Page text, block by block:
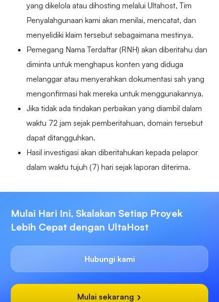
yang dikelola atau dihosting melalui Ultahost, Tim
Penyalahgunaan kami akan menilai, mencatat, dan
menyelidiki klaim tersebut sebagaimana mestinya.
Pemegang Nama Terdaftar (RNH) akan diberitahu dan
diminta untuk menghapus konten yang diduga
melanggar atau menyerahkan dokumentasi sah yang
mengonfirmasi hak mereka untuk menggunakannya.
Jika tidak ada tindakan perbaikan yang diambil dalam
waktu 72 jam sejak pemberitahuan, domain tersebut
dapat ditangguhkan.
Hasil investigasi akan diberitahukan kepada pelapor
dalam waktu tujuh (7) hari sejak laporan diterima.
Mulai Hari Ini, Skalakan Setiap Proyek
Lebih Cepat dengan UltaHost
Hubungi kami
Mulai sekarang